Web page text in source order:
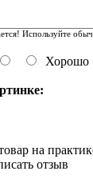
Используйте
Хорошо
на
отзыв